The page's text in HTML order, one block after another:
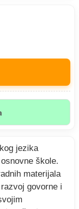
jezika
škole.
materijala
govorne i